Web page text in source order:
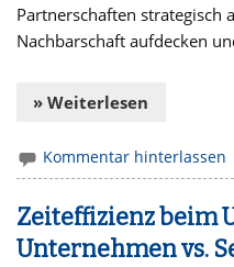
Partnerschaften strategisch
Nachbarschaft aufdecken
» Weiterlesen
Kommentar hinterlassen
Zeiteffizienz beim
Unternehmen vs.